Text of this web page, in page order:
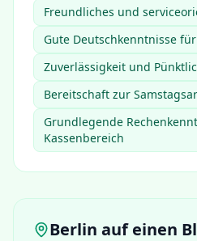
Freundliches und
Gute Deutschkenntnisse
Zuverlässigkeit und
Bereitschaft zur
Grundlegende
Kassenbereich
Berlin auf einen